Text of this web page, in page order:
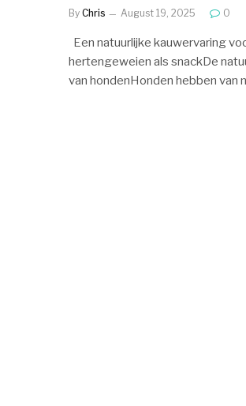
By Chris August 19, 2025 0
Een natuurlijke kauwervaring
hertengeweien als snackDe
van hondenHonden hebben van